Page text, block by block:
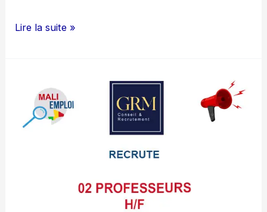
HUMAN
MAGASINIERS
H/F
Lire la suite »